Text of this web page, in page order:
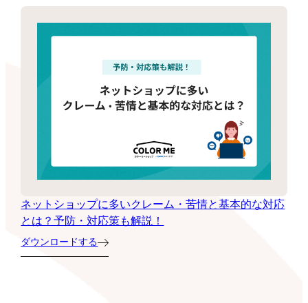
ネットショップに多いクレーム・苦情と基本的な対応
とは？予防・対応策も解説！
ダウンロードする